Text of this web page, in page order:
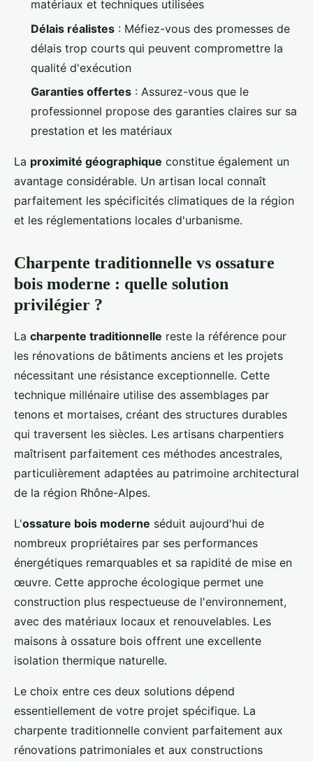
matériaux et techniques utilisées
Délais réalistes : Méfiez-vous des promesses de
délais trop courts qui peuvent compromettre la
qualité d'exécution
Garanties offertes : Assurez-vous que le
professionnel propose des garanties claires sur sa
prestation et les matériaux
La proximité géographique constitue également un
avantage considérable. Un artisan local connaît
parfaitement les spécificités climatiques de la région
et les réglementations locales d'urbanisme.
Charpente traditionnelle vs ossature
bois moderne : quelle solution
privilégier ?
La charpente traditionnelle reste la référence pour
les rénovations de bâtiments anciens et les projets
nécessitant une résistance exceptionnelle. Cette
technique millénaire utilise des assemblages par
tenons et mortaises, créant des structures durables
qui traversent les siècles. Les artisans charpentiers
maîtrisent parfaitement ces méthodes ancestrales,
particulièrement adaptées au patrimoine architectural
de la région Rhône-Alpes.
L'ossature bois moderne séduit aujourd'hui de
nombreux propriétaires par ses performances
énergétiques remarquables et sa rapidité de mise en
œuvre. Cette approche écologique permet une
construction plus respectueuse de l'environnement,
avec des matériaux locaux et renouvelables. Les
maisons à ossature bois offrent une excellente
isolation thermique naturelle.
Le choix entre ces deux solutions dépend
essentiellement de votre projet spécifique. La
charpente traditionnelle convient parfaitement aux
rénovations patrimoniales et aux constructions